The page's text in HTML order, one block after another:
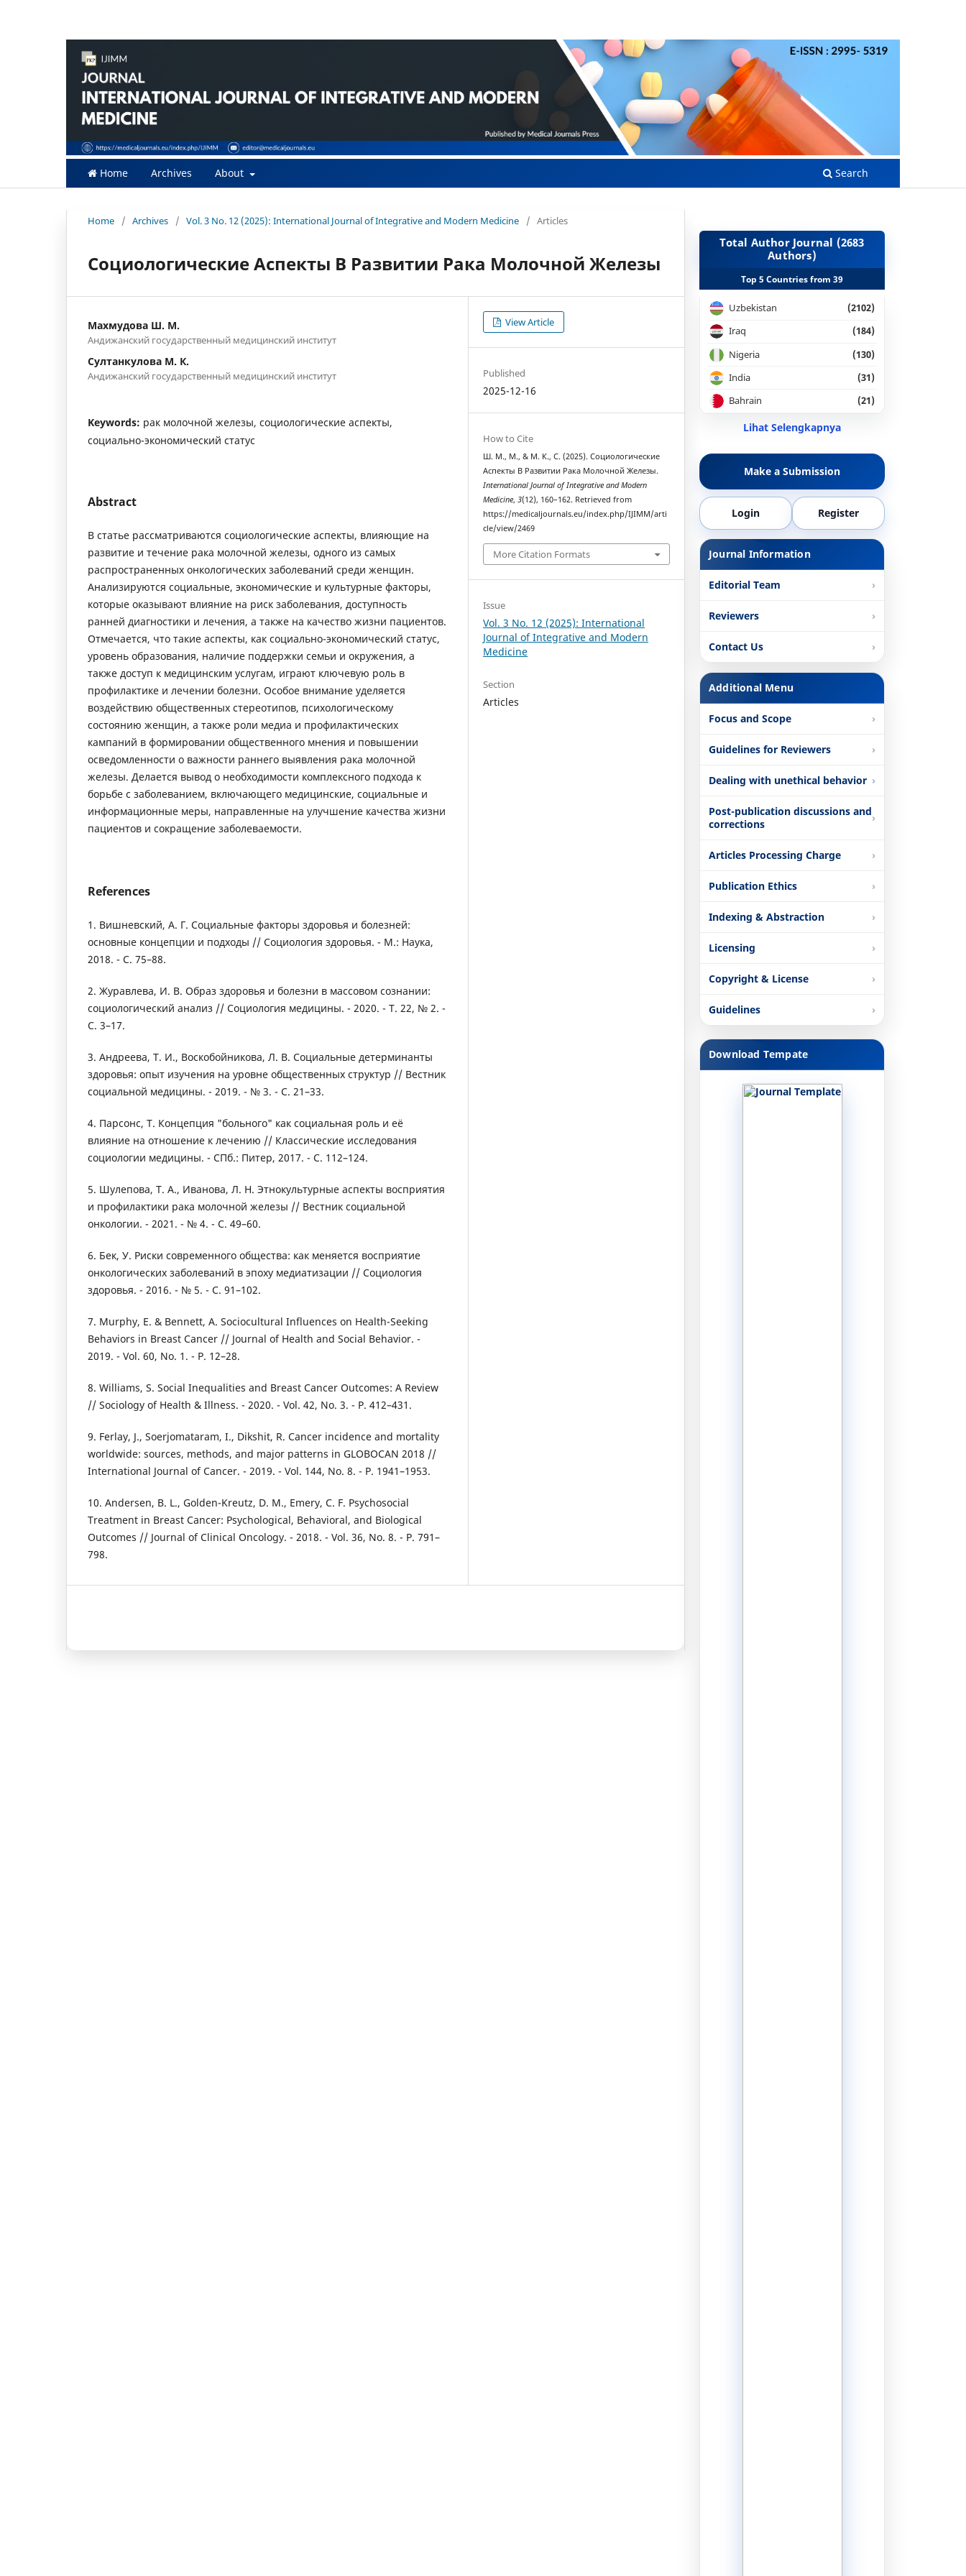
Home Archives About Search
Home / Archives / Vol. 3 No. 12 (2025): International Journal of Integrative and Modern Medicine / Articles
Социологические Аспекты В Развитии Рака Молочной Железы
Махмудова Ш. М.
Андижанский государственный медицинский институт
Султанкулова М. К.
Андижанский государственный медицинский институт
Keywords: рак молочной железы, социологические аспекты,
социально-экономический статус
Abstract
В статье рассматриваются социологические аспекты, влияющие на
развитие и течение рака молочной железы, одного из самых
распространенных онкологических заболеваний среди женщин.
Анализируются социальные, экономические и культурные факторы,
которые оказывают влияние на риск заболевания, доступность
ранней диагностики и лечения, а также на качество жизни пациентов.
Отмечается, что такие аспекты, как социально-экономический статус,
уровень образования, наличие поддержки семьи и окружения, а
также доступ к медицинским услугам, играют ключевую роль в
профилактике и лечении болезни. Особое внимание уделяется
воздействию общественных стереотипов, психологическому
состоянию женщин, а также роли медиа и профилактических
кампаний в формировании общественного мнения и повышении
осведомленности о важности раннего выявления рака молочной
железы. Делается вывод о необходимости комплексного подхода к
борьбе с заболеванием, включающего медицинские, социальные и
информационные меры, направленные на улучшение качества жизни
пациентов и сокращение заболеваемости.
References
1. Вишневский, А. Г. Социальные факторы здоровья и болезней:
основные концепции и подходы // Социология здоровья. - М.: Наука,
2018. - С. 75–88.
2. Журавлева, И. В. Образ здоровья и болезни в массовом сознании:
социологический анализ // Социология медицины. - 2020. - Т. 22, № 2. -
С. 3–17.
3. Андреева, Т. И., Воскобойникова, Л. В. Социальные детерминанты
здоровья: опыт изучения на уровне общественных структур // Вестник
социальной медицины. - 2019. - № 3. - С. 21–33.
4. Парсонс, Т. Концепция "больного" как социальная роль и её
влияние на отношение к лечению // Классические исследования
социологии медицины. - СПб.: Питер, 2017. - С. 112–124.
5. Шулепова, Т. А., Иванова, Л. Н. Этнокультурные аспекты восприятия
и профилактики рака молочной железы // Вестник социальной
онкологии. - 2021. - № 4. - С. 49–60.
6. Бек, У. Риски современного общества: как меняется восприятие
онкологических заболеваний в эпоху медиатизации // Социология
здоровья. - 2016. - № 5. - С. 91–102.
7. Murphy, E. & Bennett, A. Sociocultural Influences on Health-Seeking
Behaviors in Breast Cancer // Journal of Health and Social Behavior. -
2019. - Vol. 60, No. 1. - P. 12–28.
8. Williams, S. Social Inequalities and Breast Cancer Outcomes: A Review
// Sociology of Health & Illness. - 2020. - Vol. 42, No. 3. - P. 412–431.
9. Ferlay, J., Soerjomataram, I., Dikshit, R. Cancer incidence and mortality
worldwide: sources, methods, and major patterns in GLOBOCAN 2018 //
International Journal of Cancer. - 2019. - Vol. 144, No. 8. - P. 1941–1953.
10. Andersen, B. L., Golden-Kreutz, D. M., Emery, C. F. Psychosocial
Treatment in Breast Cancer: Psychological, Behavioral, and Biological
Outcomes // Journal of Clinical Oncology. - 2018. - Vol. 36, No. 8. - P. 791–
798.
View Article
Published
2025-12-16
How to Cite
Ш. М., М., & М. К., С. (2025). Социологические
Аспекты В Развитии Рака Молочной Железы.
International Journal of Integrative and Modern
Medicine,3(12), 160–162. Retrieved from
https://medicaljournals.eu/index.php/IJIMM/arti
cle/view/2469
More Citation Formats
Issue
Vol. 3 No. 12 (2025): International
Journal of Integrative and Modern
Medicine
Section
Articles
Total Author Journal (2683
Authors)
Top 5 Countries from 39
Uzbekistan
(2102)
Iraq
(184)
Nigeria
(130)
India
(31)
Bahrain
(21)
Lihat Selengkapnya
Make a Submission
Login Register
Journal Information
Editorial Team
Reviewers
Contact Us
Additional Menu
Focus and Scope
Guidelines for Reviewers
Dealing with unethical behavior
Post-publication discussions and
corrections
Articles Processing Charge
Publication Ethics
Indexing & Abstraction
Licensing
Copyright & License
Guidelines
Download Tempate